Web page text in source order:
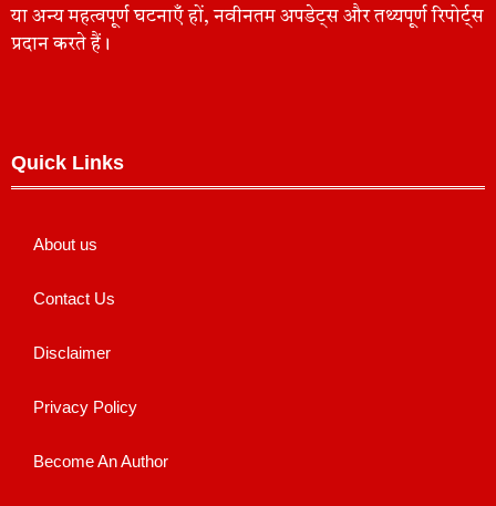
या अन्य महत्वपूर्ण घटनाएँ हों, नवीनतम अपडेट्स और तथ्यपूर्ण रिपोर्ट्स
प्रदान करते हैं।
Quick Links
About us
Contact Us
Disclaimer
Privacy Policy
Become An Author